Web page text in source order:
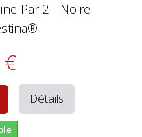
Par 2 - Noire
€
Détails